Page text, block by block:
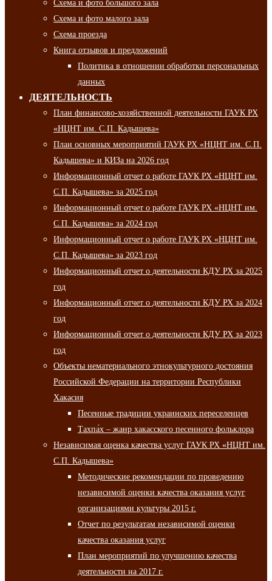
Схема и фото большого зала
Схема и фото малого зала
Схема проезда
Книга отзывов и предложений
Политика в отношении обработки персональных
данных
ДЕЯТЕЛЬНОСТЬ
План финансово-хозяйственной деятельности ГАУК РХ
«НЦНТ им. С.П. Кадышева»
План основных мероприятий ГАУК РХ «НЦНТ им. С.П.
Кадышева» и КИЗа на 2026 год
Информационный отчет о работе ГАУК РХ «НЦНТ им.
С.П. Кадышева» за 2025 год
Информационный отчет о работе ГАУК РХ «НЦНТ им.
С.П. Кадышева» за 2024 год
Информационный отчет о работе ГАУК РХ «НЦНТ им.
С.П. Кадышева» за 2023 год
Информационный отчет о деятельности КДУ РХ за 2025
год
Информационный отчет о деятельности КДУ РХ за 2024
год
Информационный отчет о деятельности КДУ РХ за 2023
год
Объекты нематериального этнокультурного достояния
Российской Федерации на территории Республики
Хакасия
Песенные традиции украинских переселенцев
Тахпа́х – жанр хакасского песенного фольклора
Независимая оценка качества услуг ГАУК РХ «НЦНТ им.
С.П. Кадышева»
Методические рекомендации по проведению
независимой оценки качества оказания услуг
организациями культуры 2015 г.
Отчет по результатам независимой оценки
качества оказания услуг
План мероприятий по улучшению качества
деятельности на 2017 г.